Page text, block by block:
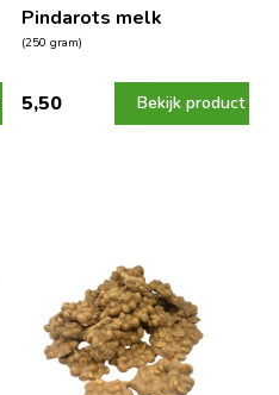
Pindarots melk
(250 gram)
5,50 Bekijk product